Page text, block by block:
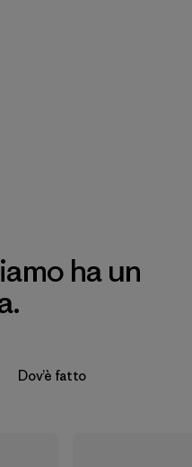
ha un
Dov’è fatto